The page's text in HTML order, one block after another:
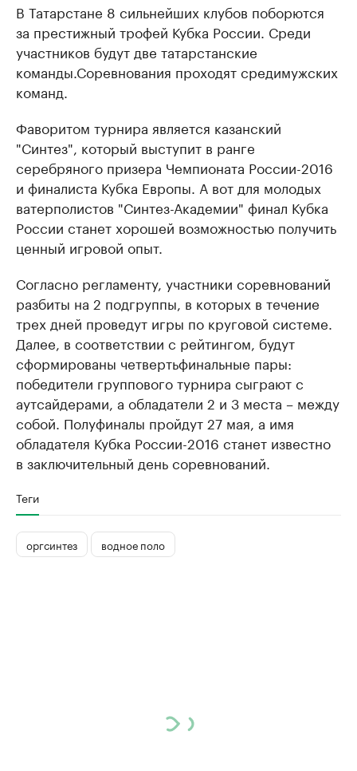
В Татарстане 8 сильнейших клубов поборются
за престижный трофей Кубка России. Среди
участников будут две татарстанские
команды.Соревнования проходят средимужских
команд.
Фаворитом турнира является казанский
"Синтез", который выступит в ранге
серебряного призера Чемпионата России-2016
и финалиста Кубка Европы. А вот для молодых
ватерполистов "Синтез-Академии" финал Кубка
России станет хорошей возможностью получить
ценный игровой опыт.
Согласно регламенту, участники соревнований
разбиты на 2 подгруппы, в которых в течение
трех дней проведут игры по круговой системе.
Далее, в соответствии с рейтингом, будут
сформированы четвертьфинальные пары:
победители группового турнира сыграют с
аутсайдерами, а обладатели 2 и 3 места – между
собой. Полуфиналы пройдут 27 мая, а имя
обладателя Кубка России-2016 станет известно
в заключительный день соревнований.
Теги
оргсинтез водное поло